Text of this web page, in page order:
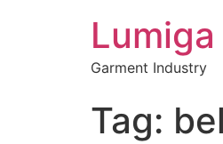
Lumiga
Garment Industry
Tag: